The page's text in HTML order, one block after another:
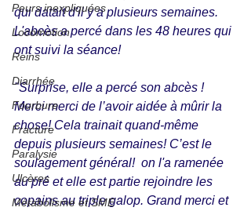
Peurs inexpliquées
Locomotion
Reins
Diarrhée
Fourbure
Fracture
Paralysie
Ulcères
Métabolisme et SME
qui datait d'il y a plusieurs semaines.
L'abcès a percé dans les 48 heures qui
ont suivi la séance!
"Surprise, elle a percé son abcès !
Merci merci de l’avoir aidée à mûrir la
chose! Cela trainait quand-même
depuis plusieurs semaines! C’est le
soulagement général!  on l'a ramenée
au pré et elle est partie rejoindre les
copains au triple galop. Grand merci et